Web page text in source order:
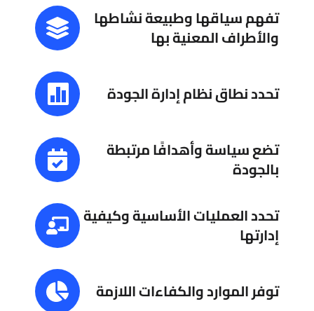
تفهم سياقها وطبيعة نشاطها
والأطراف المعنية بها
تحدد نطاق نظام إدارة الجودة
تضع سياسة وأهدافًا مرتبطة
بالجودة
تحدد العمليات الأساسية وكيفية
إدارتها
توفر الموارد والكفاءات اللازمة